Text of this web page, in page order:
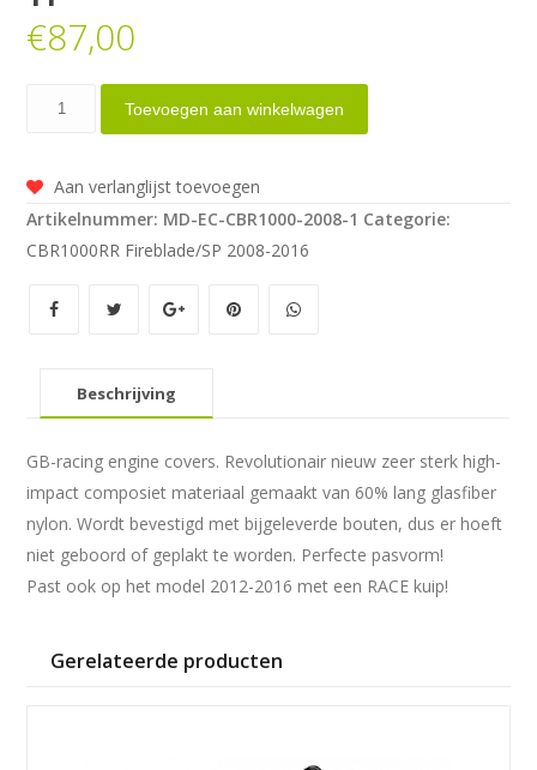
€87,00
Dynamo
2008-
2011
aantal
Toevoegen aan winkelwagen
Aan verlanglijst toevoegen
Artikelnummer: MD-EC-CBR1000-2008-1 Categorie:
CBR1000RR Fireblade/SP 2008-2016
Beschrijving
GB-racing engine covers. Revolutionair nieuw zeer sterk high-
impact composiet materiaal gemaakt van 60% lang glasfiber
nylon. Wordt bevestigd met bijgeleverde bouten, dus er hoeft
niet geboord of geplakt te worden. Perfecte pasvorm!
Past ook op het model 2012-2016 met een RACE kuip!
Gerelateerde producten